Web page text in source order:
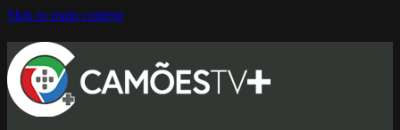
Skip to main content